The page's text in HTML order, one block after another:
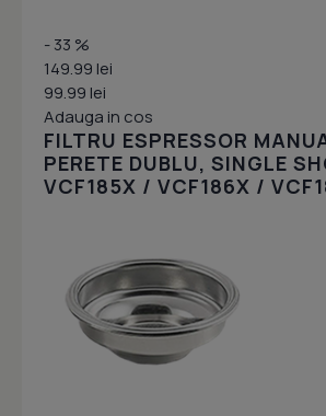
- 33 %
149.99 lei
99.99 lei
Adauga in cos
FILTRU ESPRESSOR
PERETE DUBLU, SINGLE
VCF185X / VCF186X /